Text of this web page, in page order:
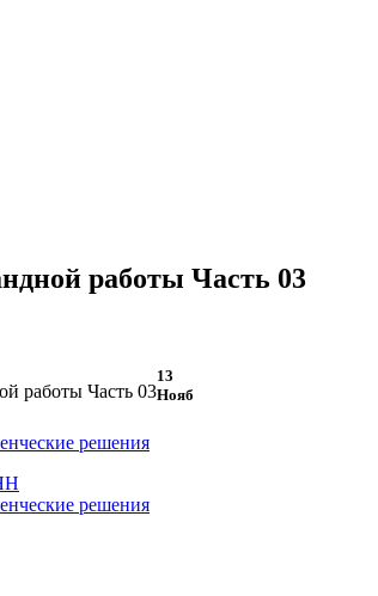
работы Часть 03
работы Часть 03
13
Нояб
решения
решения